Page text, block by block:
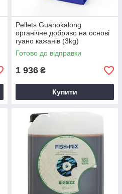
Pellets Guanokalong
органічне добриво на основі
гуано кажанів (3kg)
Готово до відправки
1 936 ₴
Купити